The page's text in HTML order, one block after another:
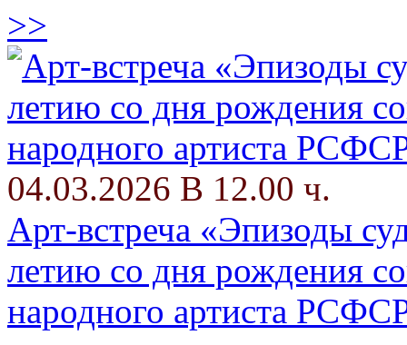
>>
04.03.2026 В 12.00 ч.
Арт-встреча «Эпизоды
летию со дня рождения
народного артиста